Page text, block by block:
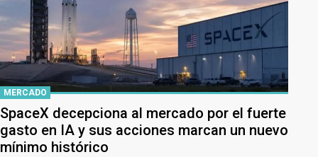
MERCADO
SpaceX decepciona al mercado por el fuerte
gasto en IA y sus acciones marcan un nuevo
mínimo histórico